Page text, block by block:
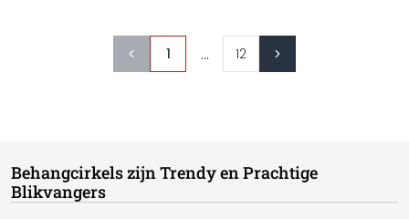
1 ... 12
Behangcirkels zijn Trendy en Prachtige
Blikvangers